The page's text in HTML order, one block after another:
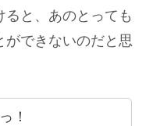
と、あのとっても
ができないのだと思
！